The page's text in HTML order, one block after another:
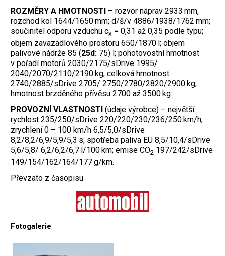
ROZMĚRY A HMOTNOSTI – rozvor náprav 2933 mm,
rozchod kol 1644/1650 mm; d/š/v 4886/1938/1762 mm;
součinitel odporu vzduchu cx = 0,31 až 0,35 podle typu;
objem zavazadlového prostoru 650/1870 l; objem
palivové nádrže 85 (25d: 75) l; pohotovostní hmotnost
v pořadí motorů 2030/2175/sDrive 1995/
2040/2070/2110/2190 kg, celková hmotnost
2740/2885/sDrive 2705/ 2750/2780/2820/2900 kg,
hmotnost brzděného přívěsu 2700 až 3500 kg.
PROVOZNÍ VLASTNOSTI (údaje výrobce) – největší
rychlost 235/250/sDrive 220/220/230/236/250 km/h;
zrychlení 0 – 100 km/h 6,5/5,0/sDrive
8,2/8,2/6,9/5,9/5,3 s; spotřeba paliva EU 8,5/10,4/sDrive
5,6/5,8/ 6,2/6,2/6,7 l/100 km; emise CO2 197/242/sDrive
149/154/162/164/177 g/km.
Převzato z časopisu
Fotogalerie